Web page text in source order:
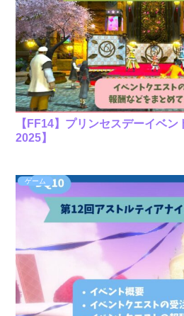
【FF14】プリンセスデーイベ
2025】
ゲーム